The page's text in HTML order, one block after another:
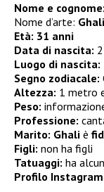
Nome e
Nome d’arte: Ghali
Età: 31 anni
Data di nascita:
Luogo di nascita:
Segno zodiacale:
Altezza: 1 metro
Peso:
Professione:
Marito: Ghali è
Figli: non ha figli
Tatuaggi: ha
Profilo